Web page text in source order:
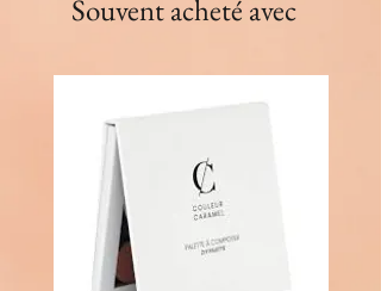
Souvent acheté avec